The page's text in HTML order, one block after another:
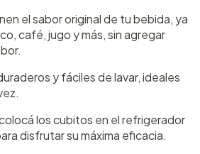
el sabor original de tu bebida, ya
café, jugo y más, sin agregar
y fáciles de lavar, ideales
los cubitos en el refrigerador
disfrutar su máxima eficacia.